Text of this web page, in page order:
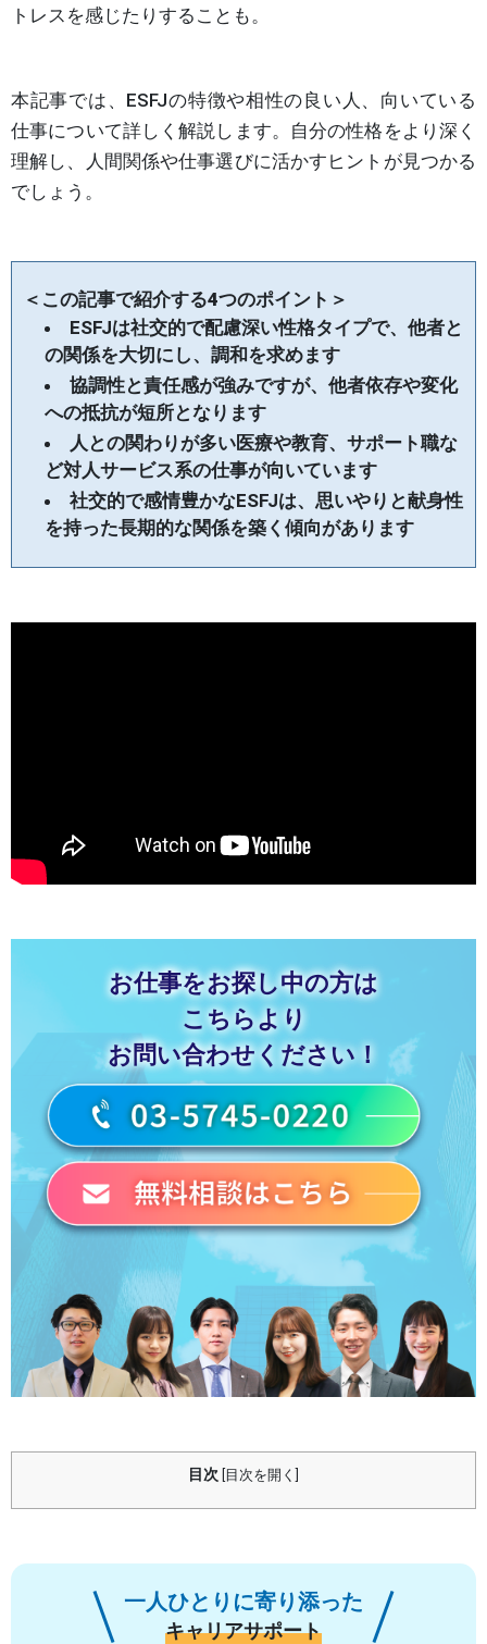
トレスを感じたりすることも。
本記事では、ESFJの特徴や相性の良い人、向いている
仕事について詳しく解説します。自分の性格をより深く
理解し、人間関係や仕事選びに活かすヒントが見つかる
でしょう。
＜この記事で紹介する4つのポイント＞
ESFJは社交的で配慮深い性格タイプで、他者と
の関係を大切にし、調和を求めます
協調性と責任感が強みですが、他者依存や変化
への抵抗が短所となります
人との関わりが多い医療や教育、サポート職な
ど対人サービス系の仕事が向いています
社交的で感情豊かなESFJは、思いやりと献身性
を持った長期的な関係を築く傾向があります
お仕事をお探し中の方は
こちらより
お問い合わせください！
目次 目次を開く
一人ひとりに寄り添った
キャリアサポート